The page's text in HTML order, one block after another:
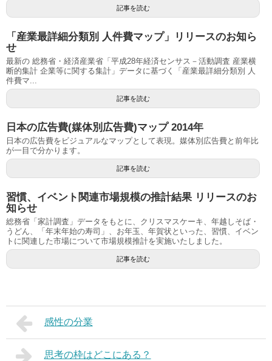
記事を読む
「産業最詳細分類別 人件費マップ」リリースのお知ら
せ
最新の 総務省・経済産業省「平成28年経済センサス－活動調査 産業横
断的集計 企業等に関する集計」データに基づく「産業最詳細分類別 人
件費マ...
記事を読む
日本の広告費(媒体別広告費)マップ 2014年
日本の広告費をビジュアルなマップとして表現。媒体別広告費と前年比
が一目で分かります。
記事を読む
習慣、イベント関連市場規模の推計結果 リリースのお
知らせ
総務省「家計調査」データをもとに、クリスマスケーキ、年越しそば・
うどん、「年末年始の寿司」、お年玉、年賀状といった、習慣、イベン
トに関連した市場について市場規模推計を実施いたしました。
記事を読む
感性の分業
思考の枠はどこにある？